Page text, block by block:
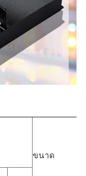
ขนาด